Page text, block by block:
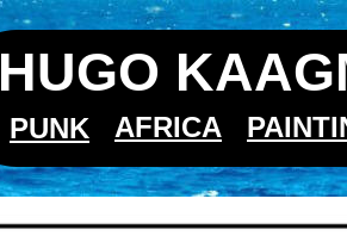
HUGO
PUNK AFRICA